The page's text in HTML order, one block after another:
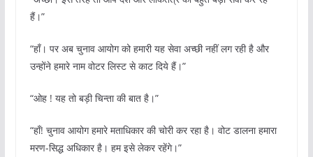
हैं।”
“हाँ। पर अब चुनाव आयोग को हमारी यह सेवा अच्छी नहीं लग रही है और
उन्होंने हमारे नाम वोटर लिस्ट से काट दिये हैं।”
“ओह ! यह तो बड़ी चिन्ता की बात है।”
“हाँ! चुनाव आयोग हमारे मताधिकार की चोरी कर रहा है। वोट डालना हमारा
मरण-सिद्ध अधिकार है। हम इसे लेकर रहेंगे।”